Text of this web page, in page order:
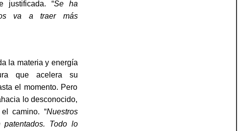
justificada. “Se ha
va a traer más
la materia y energía
que acelera su
el momento. Pero
lo desconocido,
camino. “Nuestros
patentados. Todo lo